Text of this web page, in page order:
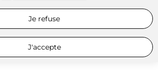
Je refuse
J'accepte